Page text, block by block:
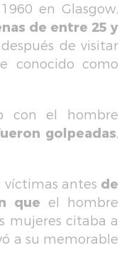
en Glasgow,
de entre 25 y
de visitar
conocido como
con el hombre
golpeadas,
víctimas antes de
que el hombre
mujeres citaba a
a su memorable